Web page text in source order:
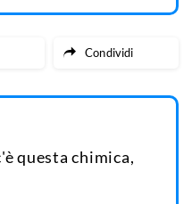
Condividi
questa chimica,